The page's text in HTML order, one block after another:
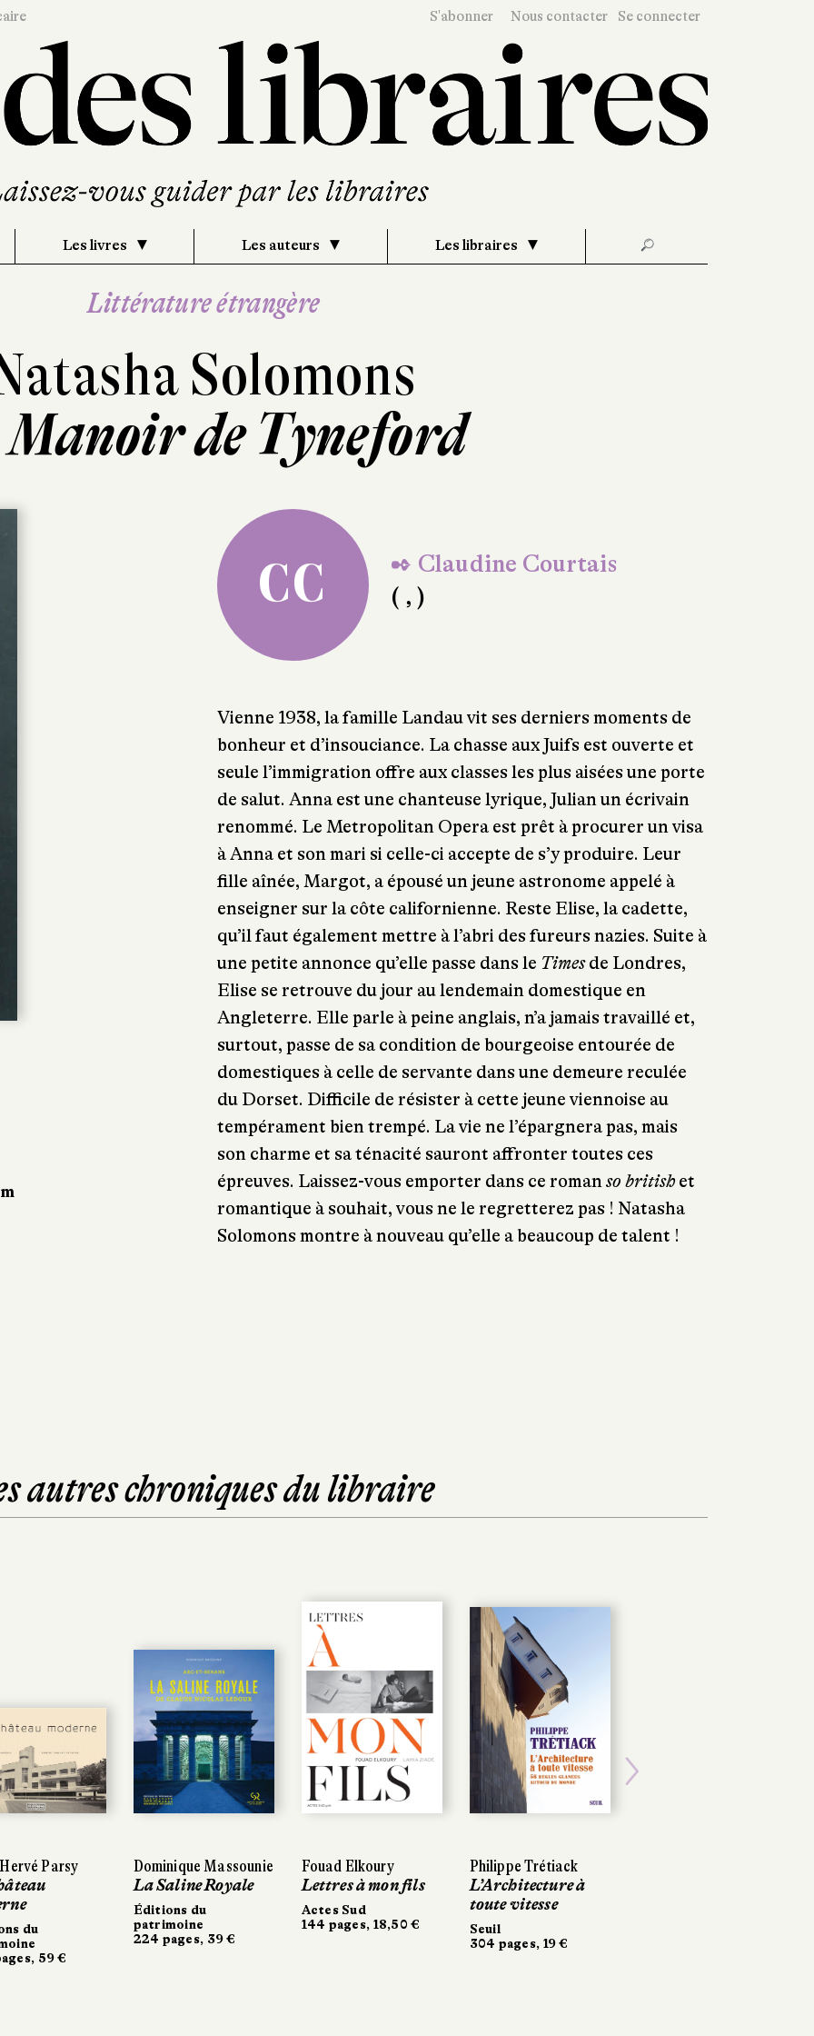
S'abonner Nous contacter Se connecter
Les livres Les auteurs Les libraires 🔎
Littérature étrangère
Solomons
de Tyneford
CC
✒ Claudine Courtais
( , )
Vienne 1938, la famille Landau vit ses derniers moments de
bonheur et d’insouciance. La chasse aux Juifs est ouverte et
seule l’immigration offre aux classes les plus aisées une porte
de salut. Anna est une chanteuse lyrique, Julian un écrivain
renommé. Le Metropolitan Opera est prêt à procurer un visa
à Anna et son mari si celle-ci accepte de s’y produire. Leur
fille aînée, Margot, a épousé un jeune astronome appelé à
enseigner sur la côte californienne. Reste Elise, la cadette,
qu’il faut également mettre à l’abri des fureurs nazies. Suite à
une petite annonce qu’elle passe dans le Timesde Londres,
Elise se retrouve du jour au lendemain domestique en
Angleterre. Elle parle à peine anglais, n’a jamais travaillé et,
surtout, passe de sa condition de bourgeoise entourée de
domestiques à celle de servante dans une demeure reculée
du Dorset. Difficile de résister à cette jeune viennoise au
tempérament bien trempé. La vie ne l’épargnera pas, mais
son charme et sa ténacité sauront affronter toutes ces
épreuves. Laissez-vous emporter dans ce romanso britishet
romantique à souhait, vous ne le regretterez pas ! Natasha
Solomons montre à nouveau qu’elle a beaucoup de talent !
autres chroniques du libraire
Parsy
du
59 €
Dominique Massounie
La Saline Royale
Éditions du
patrimoine
224 pages, 39 €
Fouad Elkoury
Lettres à mon fils
Actes Sud
144 pages, 18,50 €
Philippe Trétiack
L’Architecture à
toute vitesse
Seuil
304 pages, 19 €